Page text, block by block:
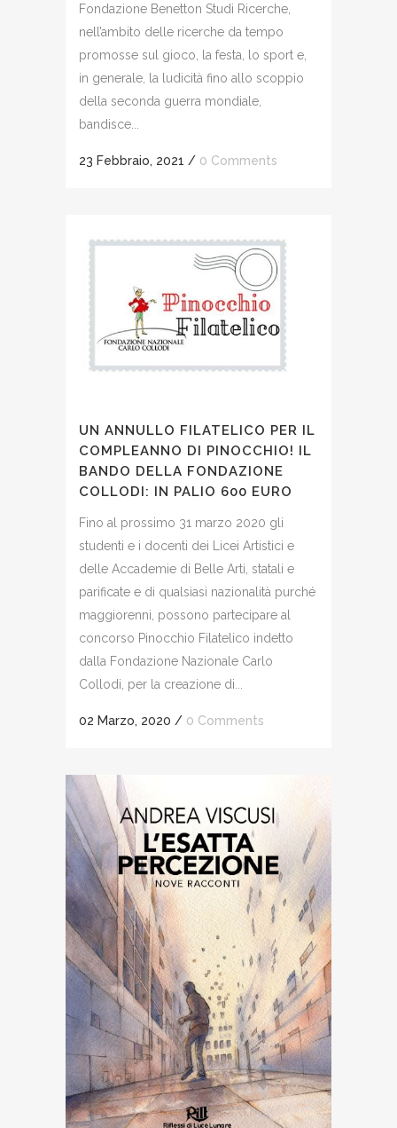
Fondazione Benetton Studi Ricerche,
nell’ambito delle ricerche da tempo
promosse sul gioco, la festa, lo sport e,
in generale, la ludicità fino allo scoppio
della seconda guerra mondiale,
bandisce...
23 Febbraio, 2021 / 0 Comments
UN ANNULLO FILATELICO PER IL
COMPLEANNO DI PINOCCHIO! IL
BANDO DELLA FONDAZIONE
COLLODI: IN PALIO 600 EURO
Fino al prossimo 31 marzo 2020 gli
studenti e i docenti dei Licei Artistici e
delle Accademie di Belle Arti, statali e
parificate e di qualsiasi nazionalità purché
maggiorenni, possono partecipare al
concorso Pinocchio Filatelico indetto
dalla Fondazione Nazionale Carlo
Collodi, per la creazione di...
02 Marzo, 2020 / 0 Comments